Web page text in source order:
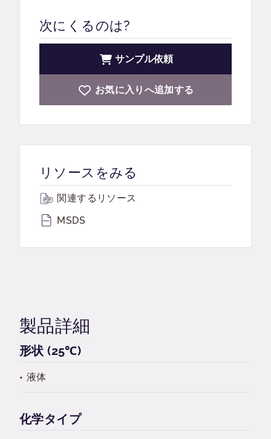
次にくるのは?
サンプル依頼
お気に入りへ追加する
リソースをみる
関連するリソース
MSDS
製品詳細
形状 (25℃)
液体
化学タイプ